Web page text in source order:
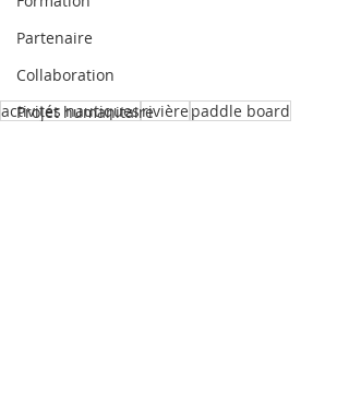
Partenaire
Collaboration
Projet humanitaire
activités nautiquesrivièrepaddle board